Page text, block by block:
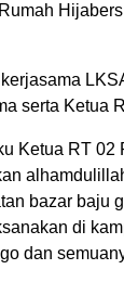
serta Ketua
Ketua RT 02
bazar baju
di
dan